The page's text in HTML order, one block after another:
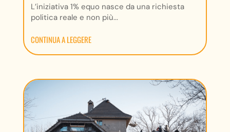
L’iniziativa 1% equo nasce da una richiesta
politica reale e non più...
CONTINUA A LEGGERE